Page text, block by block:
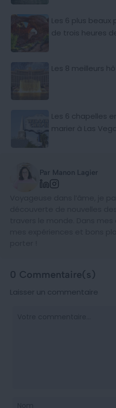
Les 6 plus
de trois heures
Les 8 meilleurs
Les 6 chapelles
marier à Las
Par Manon Lagier
0 Commentaire(s)
Laisser un commentaire